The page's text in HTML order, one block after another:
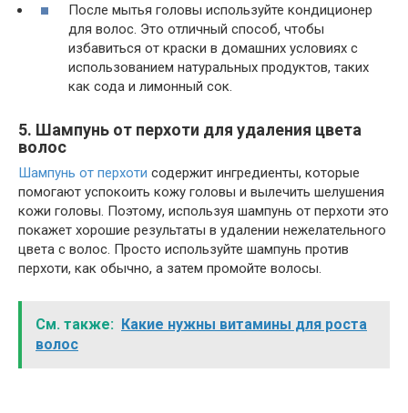
После мытья головы используйте кондиционер
для волос. Это отличный способ, чтобы
избавиться от краски в домашних условиях с
использованием натуральных продуктов, таких
как сода и лимонный сок.
5. Шампунь от перхоти для удаления цвета
волос
Шампунь от перхоти содержит ингредиенты, которые
помогают успокоить кожу головы и вылечить шелушения
кожи головы. Поэтому, используя шампунь от перхоти это
покажет хорошие результаты в удалении нежелательного
цвета с волос. Просто используйте шампунь против
перхоти, как обычно, а затем промойте волосы.
См. также: Какие нужны витамины для роста
волос